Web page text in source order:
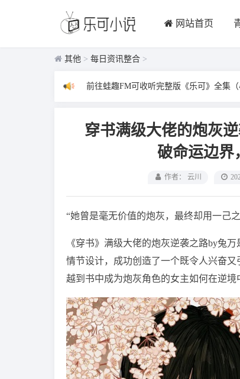
网站首页
其他 > 每日资讯整合 >
前往蛙趣FM可收听完整版《乐可》全集
穿书满级大佬的炮灰
破命运边界
作者： 云川
“她曾是毫无价值的炮灰，最终却用一己
《穿书》满级大佬的炮灰逆袭之路by兔
情节设计，成功创造了一个既令人兴奋
越到书中成为炮灰角色的女主如何在逆境